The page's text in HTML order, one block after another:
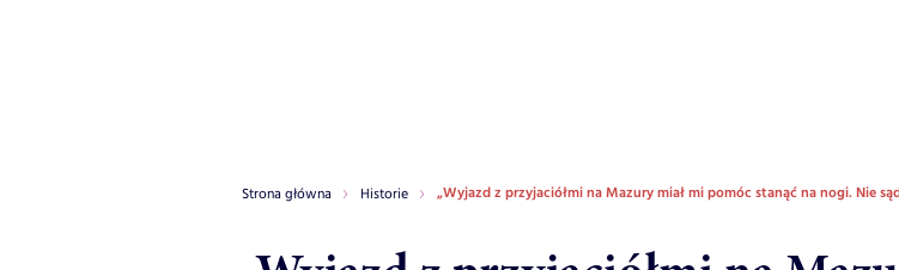
Strona główna Historie „Wyjazd z przyjaciółmi na Mazury miał mi pomóc stanąć na nogi. Nie